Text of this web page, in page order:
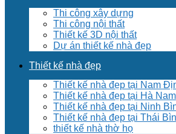
Thi công xây dựng
Thi công nội thất
Thiết kế 3D nội thất
Dự án thiết kế nhà đẹp
Thiết kế nhà đẹp
Thiết kế nhà đẹp tại Nam
Thiết kế nhà đẹp tại Hà Nam
Thiết kế nhà đẹp tại Ninh
Thiết kế nhà đẹp tại Thái
thiết kế nhà thờ họ